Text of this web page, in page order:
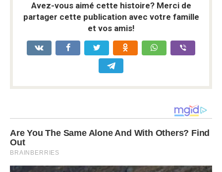
Avez-vous aimé cette histoire? Merci de
partager cette publication avec votre famille
et vos amis!